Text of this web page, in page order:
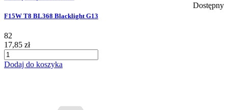
Dostępny
F15W T8 BL368 Blacklight G13
82
17,85 zł
Dodaj do koszyka